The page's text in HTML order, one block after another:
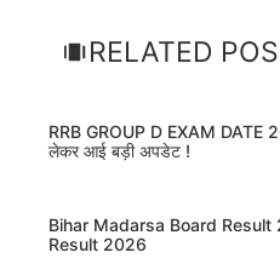
RELATED
RRB GROUP D EXAM DATE
लेकर आई बड़ी अपडेट !
Bihar Madarsa Board
Result 2026